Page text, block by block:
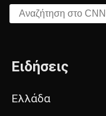
Αναζήτηση στο CNN.gr
Ειδήσεις
Ελλάδα